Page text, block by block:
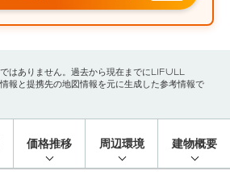
はありません。過去から現在までにLIFULL
報と提携先の地図情報を元に生成した参考情報で
価格推移 周辺環境 建物概要